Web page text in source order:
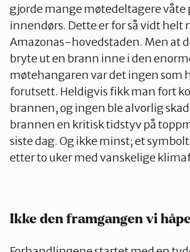
gjorde mange møtedeltagere våte
innendørs. Dette er for så vidt helt
Amazonas-hovedstaden. Men at
bryte ut en brann inne i den
møtehangaren var det ingen som
forutsett. Heldigvis fikk man fort
brannen, og ingen ble alvorlig
brannen en kritisk tidstyv på
siste dag. Og ikke minst; et
etter to uker med vanskelige
Ikke den framgangen vi